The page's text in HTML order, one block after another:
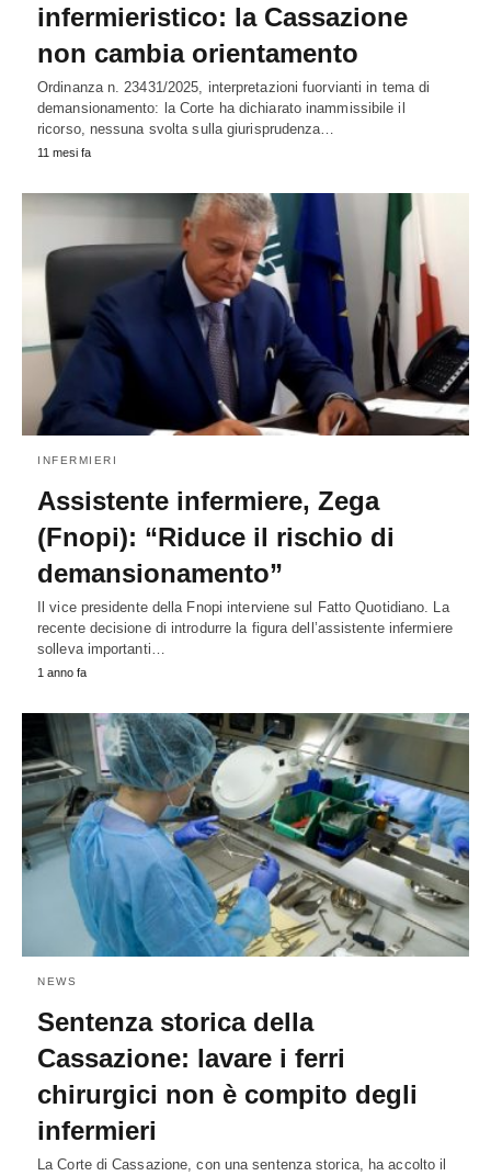
infermieristico: la Cassazione
non cambia orientamento
Ordinanza n. 23431/2025, interpretazioni fuorvianti in tema di
demansionamento: la Corte ha dichiarato inammissibile il
ricorso, nessuna svolta sulla giurisprudenza…
11 mesi fa
INFERMIERI
Assistente infermiere, Zega
(Fnopi): “Riduce il rischio di
demansionamento”
Il vice presidente della Fnopi interviene sul Fatto Quotidiano. La
recente decisione di introdurre la figura dell’assistente infermiere
solleva importanti…
1 anno fa
NEWS
Sentenza storica della
Cassazione: lavare i ferri
chirurgici non è compito degli
infermieri
La Corte di Cassazione, con una sentenza storica, ha accolto il